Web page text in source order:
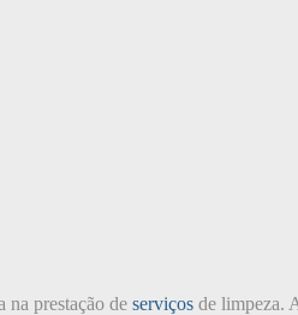
na prestação de serviços de limpeza.